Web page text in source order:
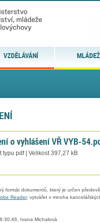
VZDĚLÁVÁNÍ MLÁDEŽ
o vyhlášení VŘ VYB-
typu pdf | Velikost 397,27 kB
formát dokumentů, který je určen
Reader, vytvářet v mnoha
Ivana Michalová